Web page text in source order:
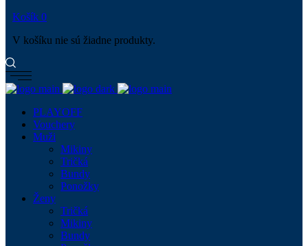
Košík 0
V košíku nie sú žiadne produkty.
PLAYOFF
Vouchery
Muži
Mikiny
Tričká
Bundy
Ponožky
Ženy
Tričká
Mikiny
Bundy